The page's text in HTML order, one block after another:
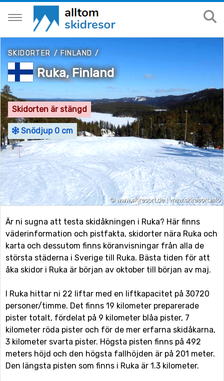
SKIDORTER/FINLAND/
Ruka, Finland
Skidorten är stängd
Snödjup 0 cm
Är ni sugna att testa skidåkningen i Ruka? Här finns
väderinformation och pistfakta, skidorter nära Ruka och
karta och dessutom finns köranvisningar från alla de
största städerna i Sverige till Ruka. Bästa tiden för att
åka skidor i Ruka är början av oktober till början av maj.
I Ruka hittar ni 22 liftar med en liftkapacitet på 30720
personer/timme. Det finns 19 kilometer preparerade
pister totalt, fördelat på 9 kilometer blåa pister, 7
kilometer röda pister och för de mer erfarna skidåkarna,
3 kilometer svarta pister. Högsta pisten finns på 492
meters höjd och den högsta fallhöjden är på 201 meter.
Den längsta pisten som finns i Ruka är 1.3 kilometer.